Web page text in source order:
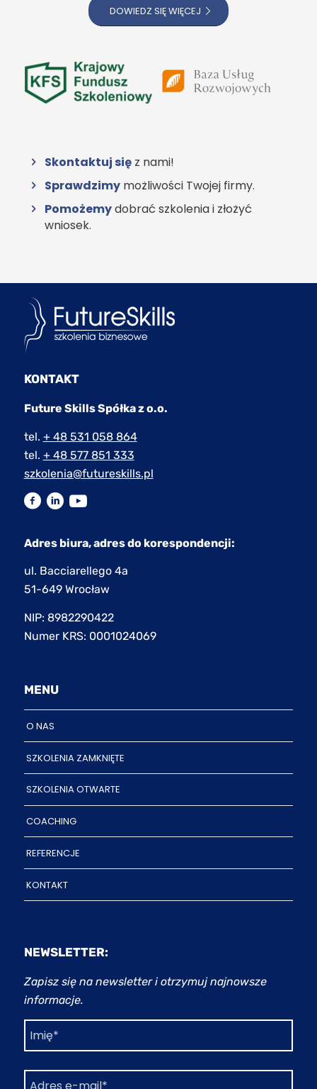
DOWIEDZ SIĘ WIĘCEJ
Skontaktuj sięz nami!
Sprawdzimymożliwości Twojej firmy.
Pomożemydobrać szkolenia i złożyć
wniosek.
KONTAKT
Future Skills Spółka z o.o.
tel. + 48 531 058 864
tel. + 48 577 851 333
szkolenia@futureskills.pl
Adres biura, adres do korespondencji:
ul. Bacciarellego 4a
51-649 Wrocław
NIP: 8982290422
Numer KRS: 0001024069
MENU
O NAS
SZKOLENIA ZAMKNIĘTE
SZKOLENIA OTWARTE
COACHING
REFERENCJE
KONTAKT
NEWSLETTER:
Zapisz się na newsletter i otrzymuj najnowsze
informacje.